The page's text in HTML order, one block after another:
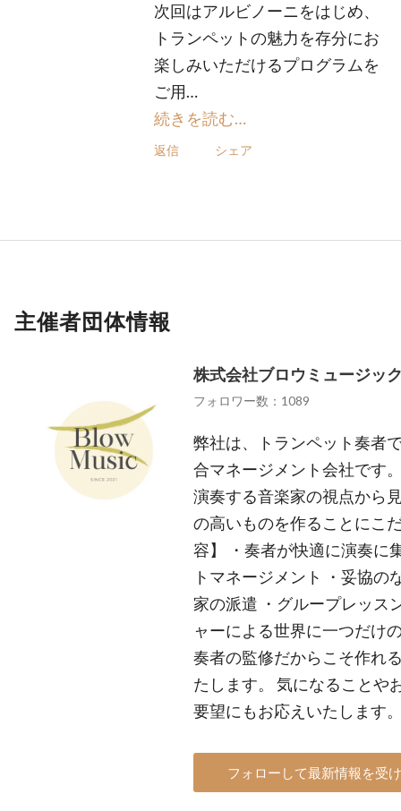
次回はアルビノーニをはじめ、
トランペットの魅力を存分にお
楽しみいただけるプログラムを
ご用…
続きを読む…
返信 シェア
主催者団体情報
株式会社ブロウミュージッ
フォロワー数：1089
弊社は、トランペット奏者
合マネージメント会社です
演奏する音楽家の視点から
の高いものを作ることにこ
容】 ・奏者が快適に演奏に
トマネージメント ・妥協
家の派遣 ・グループレッス
ャーによる世界に一つだけ
奏者の監修だからこそ作れ
たします。 気になることや
要望にもお応えいたします
フォローして最新情報を受